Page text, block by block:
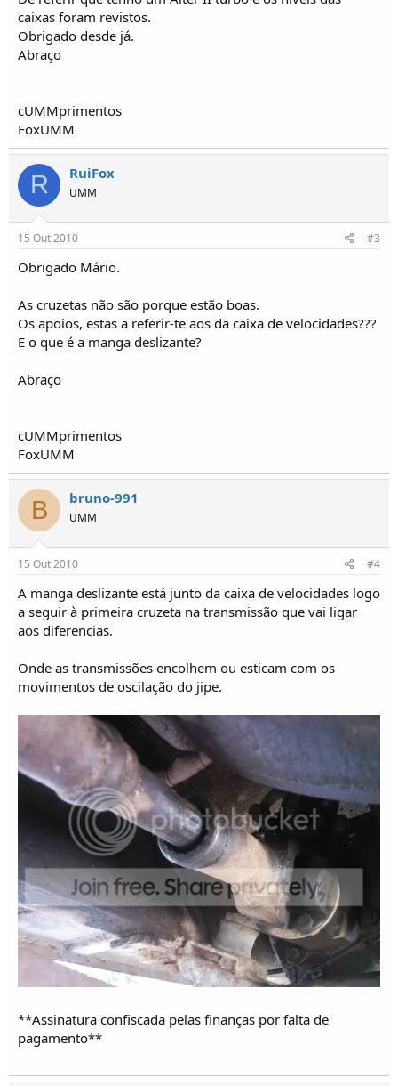
caixas foram revistos.
Obrigado desde já.
Abraço
cUMMprimentos
FoxUMM
R RuiFox
UMM
15 Out 2010 #3
Obrigado Mário.
As cruzetas não são porque estão boas.
Os apoios, estas a referir-te aos da caixa de velocidades???
E o que é a manga deslizante?
Abraço
cUMMprimentos
FoxUMM
B bruno-991
UMM
15 Out 2010 #4
A manga deslizante está junto da caixa de velocidades logo
a seguir à primeira cruzeta na transmissão que vai ligar
aos diferencias.
Onde as transmissões encolhem ou esticam com os
movimentos de oscilação do jipe.
**Assinatura confiscada pelas finanças por falta de
pagamento**